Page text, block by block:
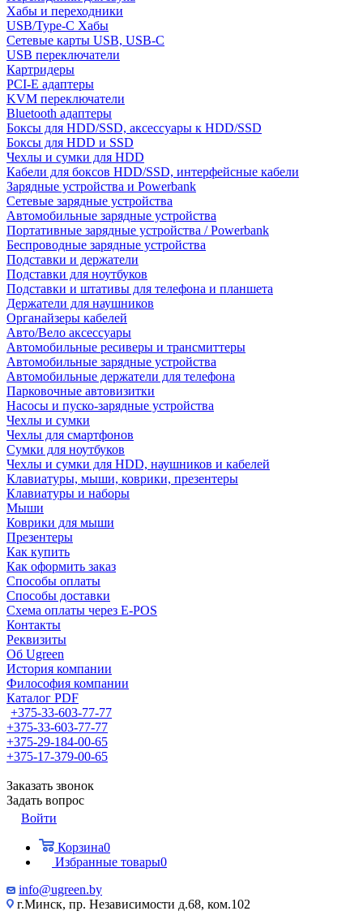
Хабы и переходники
USB/Type-C Хабы
Сетевые карты USB, USB-C
USB переключатели
Картридеры
PCI-E адаптеры
KVM переключатели
Bluetooth адаптеры
Боксы для HDD/SSD, аксессуары к HDD/SSD
Боксы для HDD и SSD
Чехлы и сумки для HDD
Кабели для боксов HDD/SSD, интерфейсные кабели
Зарядные устройства и Powerbank
Сетевые зарядные устройства
Автомобильные зарядные устройства
Портативные зарядные устройства / Powerbank
Беспроводные зарядные устройства
Подставки и держатели
Подставки для ноутбуков
Подставки и штативы для телефона и планшета
Держатели для наушников
Органайзеры кабелей
Авто/Вело аксессуары
Автомобильные ресиверы и трансмиттеры
Автомобильные зарядные устройства
Автомобильные держатели для телефона
Парковочные автовизитки
Насосы и пуско-зарядные устройства
Чехлы и сумки
Чехлы для смартфонов
Сумки для ноутбуков
Чехлы и сумки для HDD, наушников и кабелей
Клавиатуры, мыши, коврики, презентеры
Клавиатуры и наборы
Мыши
Коврики для мыши
Презентеры
Как купить
Как оформить заказ
Способы оплаты
Способы доставки
Схема оплаты через E-POS
Контакты
Реквизиты
Об Ugreen
История компании
Философия компании
Каталог PDF
+375-33-603-77-77
+375-33-603-77-77
+375-29-184-00-65
+375-17-379-00-65
Заказать звонок
Задать вопрос
Войти
Корзина0
Избранные товары0
info@ugreen.by
г.Минск, пр. Независимости д.68, ком.102